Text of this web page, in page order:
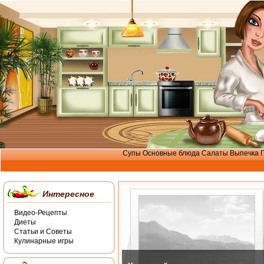
Супы Основные блюда Салаты Выпечка
Интересное
Видео-Рецепты
Диеты
Статьи и Советы
Кулинарные игры